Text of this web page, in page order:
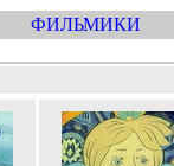
ФИЛЬМИКИ